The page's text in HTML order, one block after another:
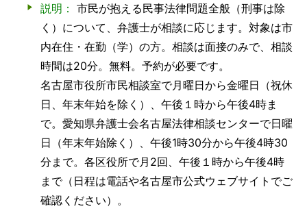
説明： 市民が抱える民事法律問題全般（刑事は除
く）について、弁護士が相談に応じます。対象は市
内在住・在勤（学）の方。相談は面接のみで、相談
時間は20分。無料。予約が必要です。
名古屋市役所市民相談室で月曜日から金曜日（祝休
日、年末年始を除く）、午後１時から午後4時ま
で。愛知県弁護士会名古屋法律相談センターで日曜
日（年末年始除く）、午後1時30分から午後4時30
分まで。各区役所で月2回、午後１時から午後4時
まで（日程は電話や名古屋市公式ウェブサイトでご
確認ください）。